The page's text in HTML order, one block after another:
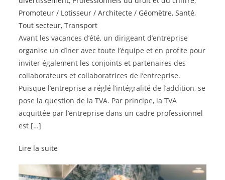
Promoteur / Lotisseur / Architecte / Géomètre,Santé,
Tout secteur,Transport
Avant les vacances d’été, un dirigeant d’entreprise
organise un dîner avec toute l’équipe et en profite pour
inviter également les conjoints et partenaires des
collaborateurs et collaboratrices de l’entreprise.
Puisque l’entreprise a réglé l’intégralité de l’addition, se
pose la question de la TVA. Par principe, la TVA
acquittée par l’entreprise dans un cadre professionnel
est […]
Lire la suite